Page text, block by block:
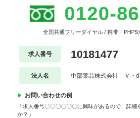
0120-
全国共通フリーダイヤル / 携帯・PHPS
求人番号 10181477
法人名 中部薬品株式会社 Ｖ・
お問い合わせの例
「求人番号〇〇〇〇〇〇に興味があるので、詳細
か？」